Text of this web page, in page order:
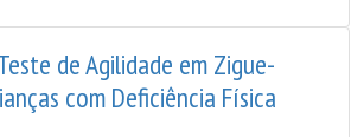
de Agilidade em Zigue-
com Deficiência Física